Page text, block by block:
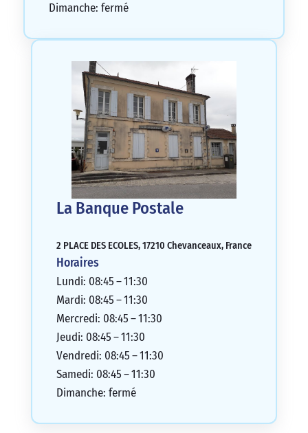
Dimanche: fermé
La Banque Postale
2 PLACE DES ECOLES, 17210 Chevanceaux, France
Horaires
Lundi: 08:45 – 11:30
Mardi: 08:45 – 11:30
Mercredi: 08:45 – 11:30
Jeudi: 08:45 – 11:30
Vendredi: 08:45 – 11:30
Samedi: 08:45 – 11:30
Dimanche: fermé